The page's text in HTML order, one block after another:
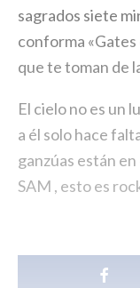
sagrados siete
conforma «Gates
que te toman de
El cielo no es un
a él solo hace
ganzúas están
SAM , esto es